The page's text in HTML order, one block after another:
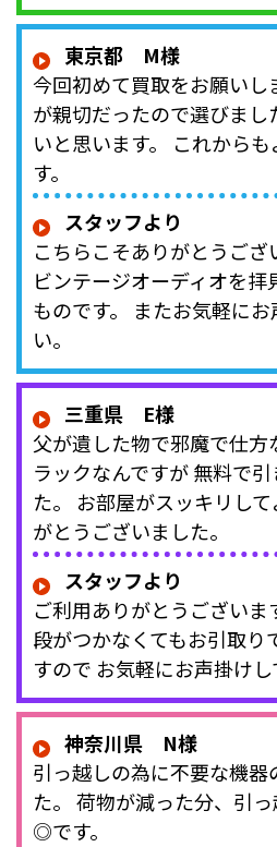
東京都 M様
今回初めて買取をお願いし
が親切だったので選びまし
いと思います。 これから
す。
スタッフより
こちらこそありがとうご
ビンテージオーディオを
ものです。 またお気軽に
い。
三重県 E様
父が遺した物で邪魔で仕方
ラックなんですが 無料で
た。 お部屋がスッキリし
がとうございました。
スタッフより
ご利用ありがとうございま
段がつかなくてもお引取り
すので お気軽にお声掛けし
神奈川県 N様
引っ越しの為に不要な機器
た。 荷物が減った分、引
◎です。